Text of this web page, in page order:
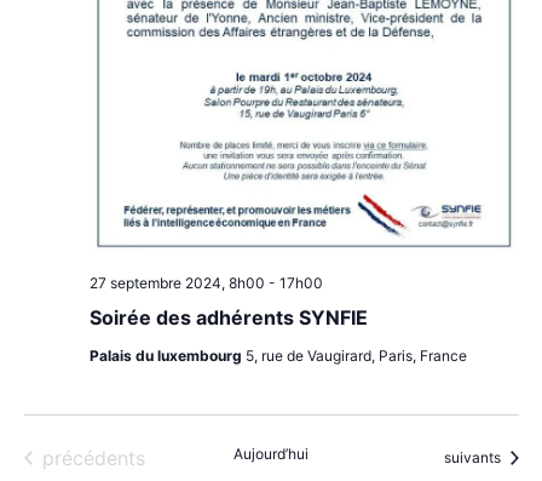
Soirée des adhérents SYNFIE
27 septembre 2024, 8h00 - 17h00
Palais du luxembourg 5, rue de Vaugirard, Paris, France
Évènements
précédents Aujourd’hui Évènements
suivants